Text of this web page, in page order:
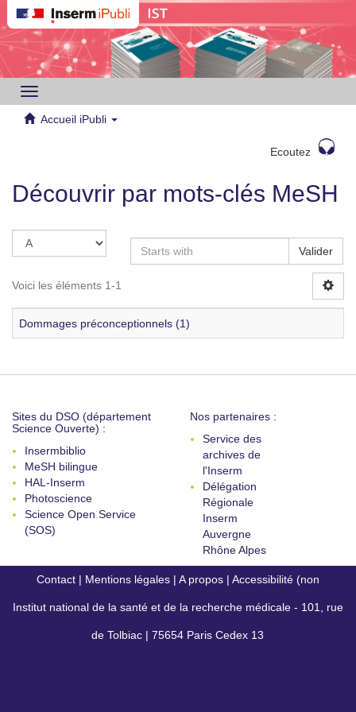
Toggle
navigation
Accueil iPubli
Ecoutez
Découvrir par mots-clés MeSH
Valider
Voici les éléments 1-1
Dommages préconceptionnels (1)
Sites du DSO (département
Science Ouverte) :
Insermbiblio
MeSH bilingue
HAL-Inserm
Photoscience
Science Open Service
(SOS)
Nos partenaires :
Service des
archives de
l'Inserm
Délégation
Régionale
Inserm
Auvergne
Rhône Alpes
Contact | Mentions légales | A propos | Accessibilité (non
conforme)
Institut national de la santé et de la recherche médicale - 101, rue
de Tolbiac | 75654 Paris Cedex 13